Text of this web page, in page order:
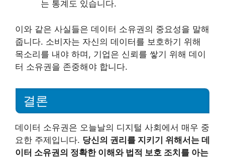
는 통계도 있습니다.
이와 같은 사실들은 데이터 소유권의 중요성을 말해
줍니다. 소비자는 자신의 데이터를 보호하기 위해
목소리를 내야 하며, 기업은 신뢰를 쌓기 위해 데이
터 소유권을 존중해야 합니다.
결론
데이터 소유권은 오늘날의 디지털 사회에서 매우 중
요한 주제입니다. 당신의 권리를 지키기 위해서는 데
이터 소유권의 정확한 이해와 법적 보호 조치를 아는